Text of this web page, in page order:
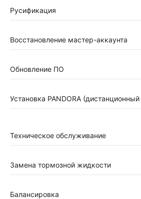
Русификация
Восстановление мастер-аккаунта
Обновление ПО
Установка PANDORA
Техническое обслуживание
Замена тормозной жидкости
Балансировка